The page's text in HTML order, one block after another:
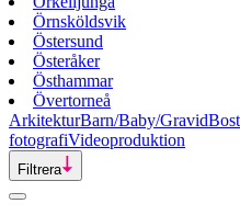
Örnsköldsvik
Östersund
Österåker
Östhammar
Övertorneå
ArkitekturBarn/Baby/Gravid
fotografiVideoproduktion
Filtrera